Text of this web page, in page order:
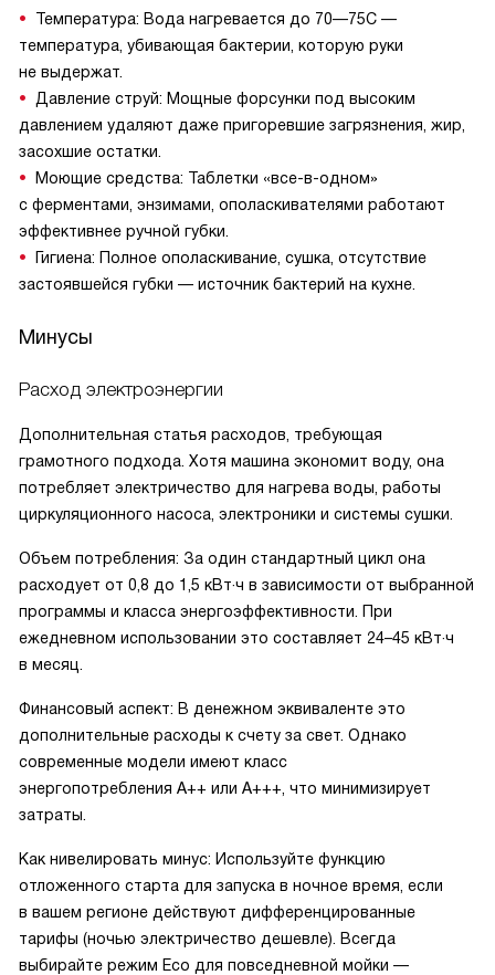
Температура: Вода нагревается до 70—75C —
температура, убивающая бактерии, которую руки
не выдержат.
Давление струй: Мощные форсунки под высоким
давлением удаляют даже пригоревшие загрязнения, жир,
засохшие остатки.
Моющие средства: Таблетки «все-в-одном»
с ферментами, энзимами, ополаскивателями работают
эффективнее ручной губки.
Гигиена: Полное ополаскивание, сушка, отсутствие
застоявшейся губки — источник бактерий на кухне.
Минусы
Расход электроэнергии
Дополнительная статья расходов, требующая
грамотного подхода. Хотя машина экономит воду, она
потребляет электричество для нагрева воды, работы
циркуляционного насоса, электроники и системы сушки.
Объем потребления: За один стандартный цикл она
расходует от 0,8 до 1,5 кВт·ч в зависимости от выбранной
программы и класса энергоэффективности. При
ежедневном использовании это составляет 24–45 кВт·ч
в месяц.
Финансовый аспект: В денежном эквиваленте это
дополнительные расходы к счету за свет. Однако
современные модели имеют класс
энергопотребления А++ или А+++, что минимизирует
затраты.
Как нивелировать минус: Используйте функцию
отложенного старта для запуска в ночное время, если
в вашем регионе действуют дифференцированные
тарифы (ночью электричество дешевле). Всегда
выбирайте режим Eco для повседневной мойки —